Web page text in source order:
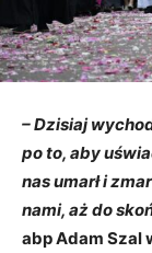
– Dzisiaj
po to, aby
nas umarł i
nami, aż do
abp Adam Szal